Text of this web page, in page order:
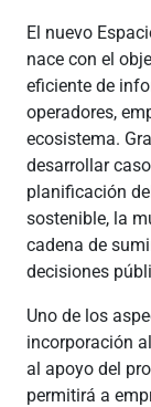
El nuevo
nace con el
eficiente de
operadores,
ecosistema.
desarrollar
planificación
sostenible, la
cadena de
decisiones
Uno de los
incorporación
al apoyo del
permitirá a